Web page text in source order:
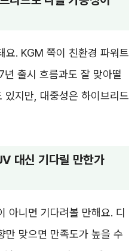
요. KGM 쪽이 친환경 파워트
출시 흐름과도 잘 맞아떨
있지만, 대중성은 하이브리드
대신 기다릴 만한가
아니면 기다려볼 만해요. 디
만 맞으면 만족도가 높을 수